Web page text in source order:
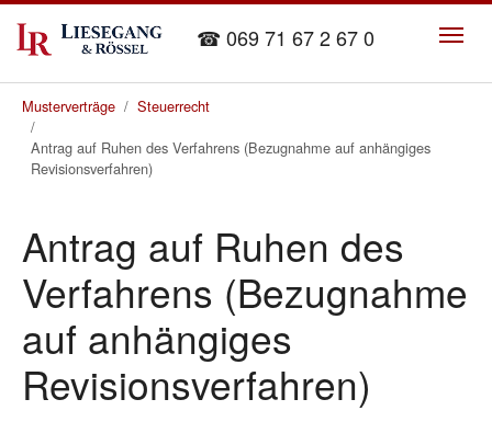
Skip to main content
☎ 069 71 67 2 67 0
You are here:
Musterverträge
Steuerrecht
Antrag auf Ruhen des Verfahrens (Bezugnahme auf anhängiges
Revisionsverfahren)
Antrag auf Ruhen des
Verfahrens (Bezugnahme
auf anhängiges
Revisionsverfahren)